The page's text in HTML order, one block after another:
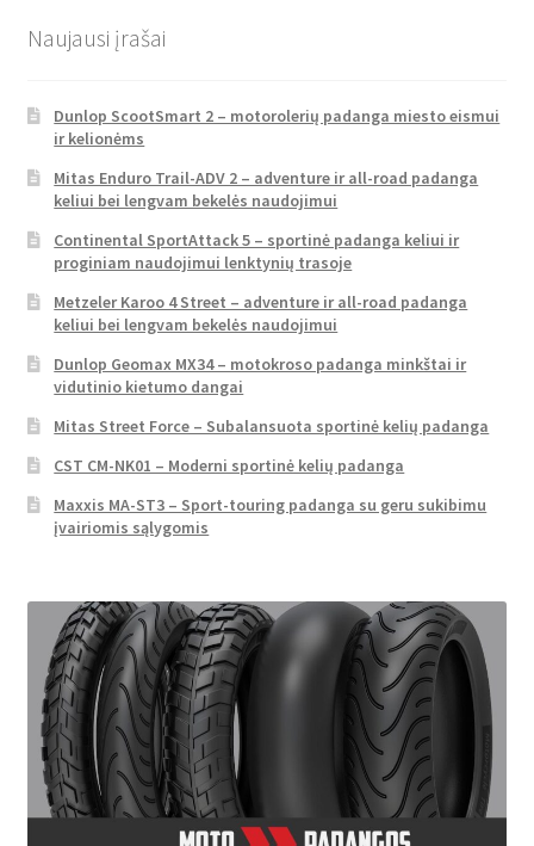
Naujausi įrašai
Dunlop ScootSmart 2 – motorolerių padanga miesto eismui
ir kelionėms
Mitas Enduro Trail-ADV 2 – adventure ir all-road padanga
keliui bei lengvam bekelės naudojimui
Continental SportAttack 5 – sportinė padanga keliui ir
proginiam naudojimui lenktynių trasoje
Metzeler Karoo 4 Street – adventure ir all-road padanga
keliui bei lengvam bekelės naudojimui
Dunlop Geomax MX34 – motokroso padanga minkštai ir
vidutinio kietumo dangai
Mitas Street Force – Subalansuota sportinė kelių padanga
CST CM-NK01 – Moderni sportinė kelių padanga
Maxxis MA-ST3 – Sport-touring padanga su geru sukibimu
įvairiomis sąlygomis